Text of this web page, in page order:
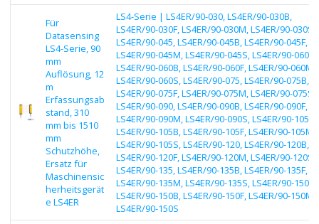
Für
Datasensing
LS4-Serie, 90
mm
Auflösung, 12
m
Erfassungsab
stand, 310
mm bis 1510
mm
Schutzhöhe,
Ersatz für
Maschinensic
herheitsgerät
e LS4ER
LS4-Serie | LS4ER/90-030, LS4ER/90-030B,
LS4ER/90-030F, LS4ER/90-030M, LS4ER/90-030S,
LS4ER/90-045, LS4ER/90-045B, LS4ER/90-045F,
LS4ER/90-045M, LS4ER/90-045S, LS4ER/90-060,
LS4ER/90-060B, LS4ER/90-060F, LS4ER/90-060M,
LS4ER/90-060S, LS4ER/90-075, LS4ER/90-075B,
LS4ER/90-075F, LS4ER/90-075M, LS4ER/90-075S,
LS4ER/90-090, LS4ER/90-090B, LS4ER/90-090F,
LS4ER/90-090M, LS4ER/90-090S, LS4ER/90-105,
LS4ER/90-105B, LS4ER/90-105F, LS4ER/90-105M,
LS4ER/90-105S, LS4ER/90-120, LS4ER/90-120B,
LS4ER/90-120F, LS4ER/90-120M, LS4ER/90-120S,
LS4ER/90-135, LS4ER/90-135B, LS4ER/90-135F,
LS4ER/90-135M, LS4ER/90-135S, LS4ER/90-150,
LS4ER/90-150B, LS4ER/90-150F, LS4ER/90-150M,
LS4ER/90-150S